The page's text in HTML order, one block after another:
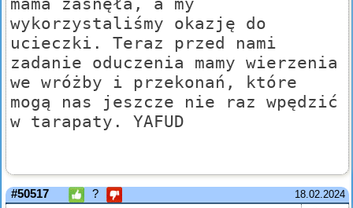
wykorzystaliśmy okazję do
ucieczki. Teraz przed nami
zadanie oduczenia mamy wierzenia
we wróżby i przekonań, które
mogą nas jeszcze nie raz wpędzić
w tarapaty. YAFUD
18.02.2024
#50517 ?